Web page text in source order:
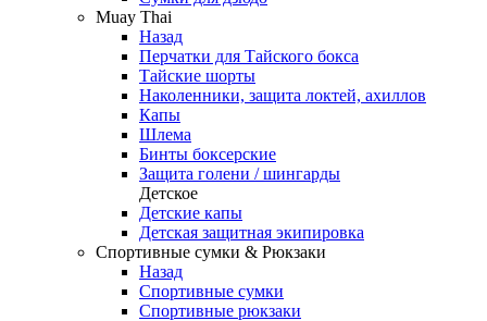
Muay Thai
Назад
Перчатки для Тайского бокса
Тайские шорты
Наколенники, защита локтей, ахиллов
Капы
Шлема
Бинты боксерские
Защита голени / шингарды
Детское
Детские капы
Детская защитная экипировка
Спортивные сумки & Рюкзаки
Назад
Спортивные сумки
Спортивные рюкзаки